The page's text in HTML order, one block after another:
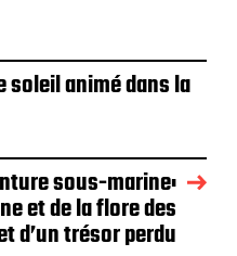
soleil animé dans la
sous-marine:
et de la flore des
d’un trésor perdu